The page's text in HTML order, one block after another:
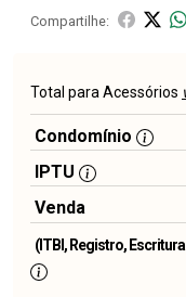
Compartilhe:
Total para Acessórios
Condomínio
IPTU
Venda
(ITBI, Registro,